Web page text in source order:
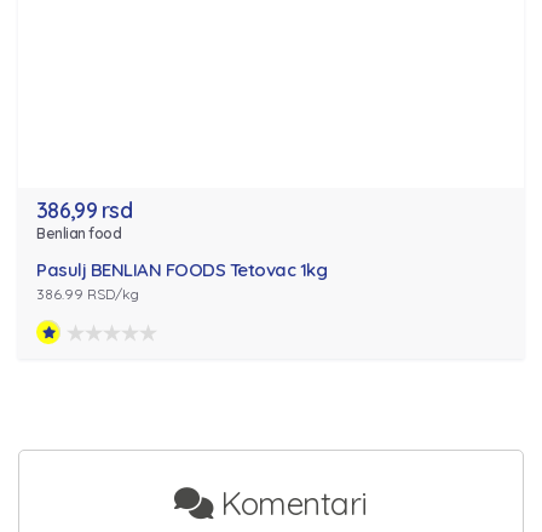
386,99 rsd
Benlian food
Pasulj BENLIAN FOODS Tetovac 1kg
386.99 RSD/kg
Komentari